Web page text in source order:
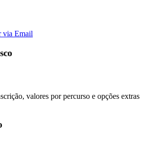
via Email
valores por percurso e opções extras